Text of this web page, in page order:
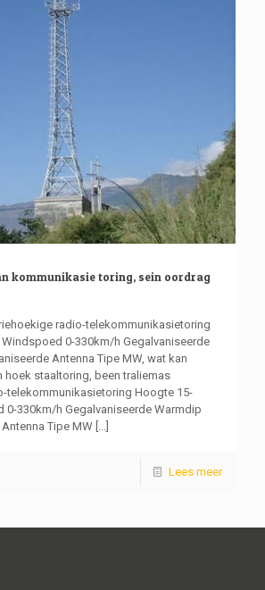
kommunikasie toring, sein oordrag
radio-telekommunikasietoring
0-330km/h Gegalvaniseerde
Antenna Tipe MW, wat kan
hoek staaltoring, been traliemas
telekommunikasietoring Hoogte 15-
0-330km/h Gegalvaniseerde Warmdip
Tipe MW [...]
Lees meer